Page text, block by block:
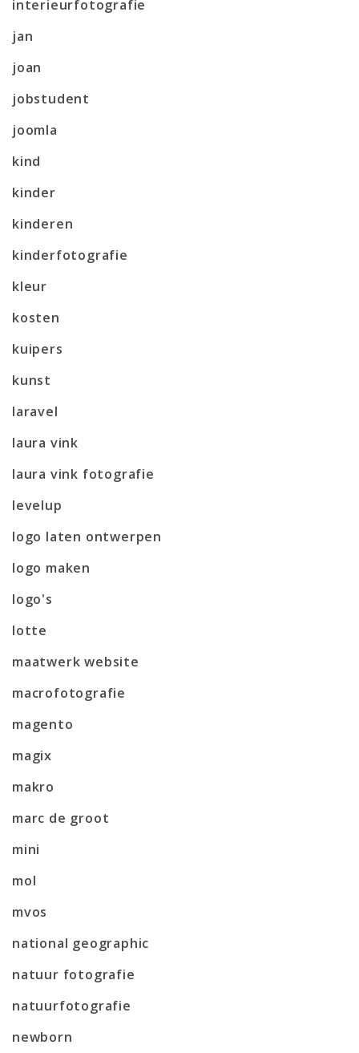
interieurfotografie
jan
joan
jobstudent
joomla
kind
kinder
kinderen
kinderfotografie
kleur
kosten
kuipers
kunst
laravel
laura vink
laura vink fotografie
levelup
logo laten ontwerpen
logo maken
logo's
lotte
maatwerk website
macrofotografie
magento
magix
makro
marc de groot
mini
mol
mvos
national geographic
natuur fotografie
natuurfotografie
newborn